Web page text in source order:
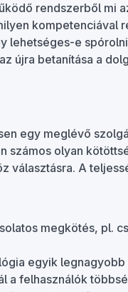
rendszerből mi
kompetenciával
lehetséges-e
újra betanítása a
egy meglévő
számos olyan
választásra. A
megkötés, pl.
egyik
a felhasználók